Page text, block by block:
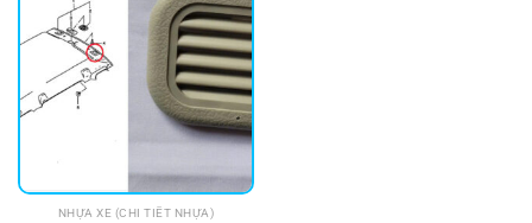
NHỰA XE (CHI TIẾT NHỰA)